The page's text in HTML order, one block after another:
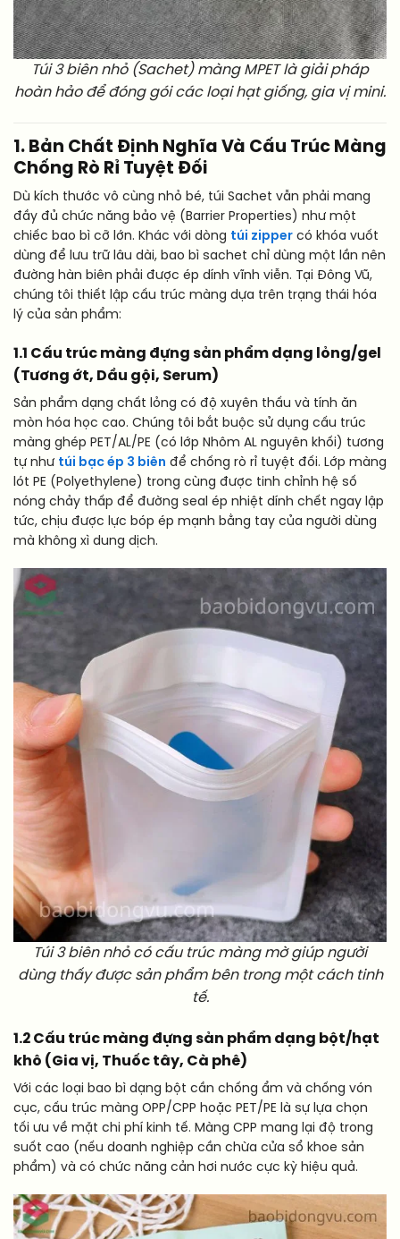
Túi 3 biên nhỏ (Sachet) màng MPET là giải pháp
hoàn hảo để đóng gói các loại hạt giống, gia vị mini.
1. Bản Chất Định Nghĩa Và Cấu Trúc Màng
Chống Rò Rỉ Tuyệt Đối
Dù kích thước vô cùng nhỏ bé, túi Sachet vẫn phải mang
đầy đủ chức năng bảo vệ (Barrier Properties) như một
chiếc bao bì cỡ lớn. Khác với dòng túi zipper có khóa vuốt
dùng để lưu trữ lâu dài, bao bì sachet chỉ dùng một lần nên
đường hàn biên phải được ép dính vĩnh viễn. Tại Đông Vũ,
chúng tôi thiết lập cấu trúc màng dựa trên trạng thái hóa
lý của sản phẩm:
1.1 Cấu trúc màng đựng sản phẩm dạng lỏng/gel
(Tương ớt, Dầu gội, Serum)
Sản phẩm dạng chất lỏng có độ xuyên thấu và tính ăn
mòn hóa học cao. Chúng tôi bắt buộc sử dụng cấu trúc
màng ghép PET/AL/PE (có lớp Nhôm AL nguyên khối) tương
tự như túi bạc ép 3 biên để chống rò rỉ tuyệt đối. Lớp màng
lót PE (Polyethylene) trong cùng được tinh chỉnh hệ số
nóng chảy thấp để đường seal ép nhiệt dính chết ngay lập
tức, chịu được lực bóp ép mạnh bằng tay của người dùng
mà không xì dung dịch.
Túi 3 biên nhỏ có cấu trúc màng mờ giúp người
dùng thấy được sản phẩm bên trong một cách tinh
tế.
1.2 Cấu trúc màng đựng sản phẩm dạng bột/hạt
khô (Gia vị, Thuốc tây, Cà phê)
Với các loại bao bì dạng bột cần chống ẩm và chống vón
cục, cấu trúc màng OPP/CPP hoặc PET/PE là sự lựa chọn
tối ưu về mặt chi phí kinh tế. Màng CPP mang lại độ trong
suốt cao (nếu doanh nghiệp cần chừa cửa sổ khoe sản
phẩm) và có chức năng cản hơi nước cực kỳ hiệu quả.